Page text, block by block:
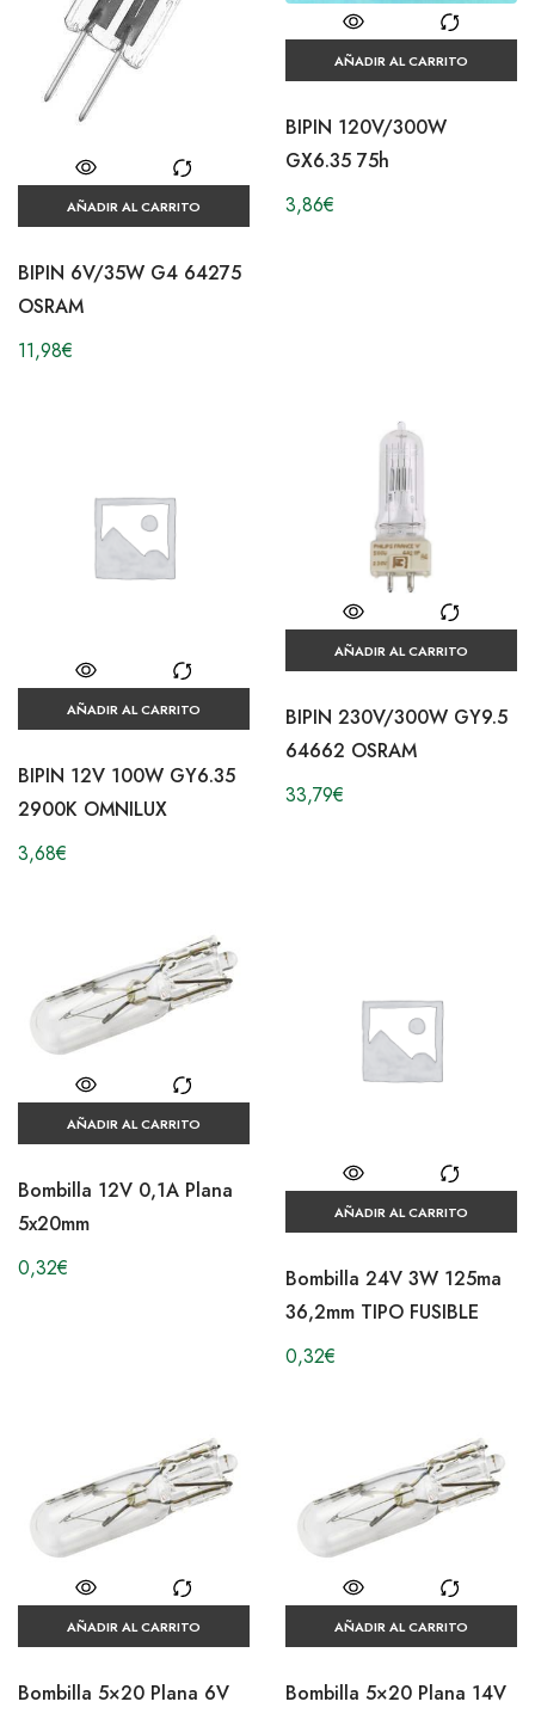
AÑADIR AL CARRITO
BIPIN 6V/35W G4 64275
OSRAM
11,98€
AÑADIR AL CARRITO
BIPIN 120V/300W
GX6.35 75h
3,86€
AÑADIR AL CARRITO
BIPIN 12V 100W GY6.35
2900K OMNILUX
3,68€
AÑADIR AL CARRITO
BIPIN 230V/300W GY9.5
64662 OSRAM
33,79€
AÑADIR AL CARRITO
Bombilla 12V 0,1A Plana
5x20mm
0,32€
AÑADIR AL CARRITO
Bombilla 24V 3W 125ma
36,2mm TIPO FUSIBLE
0,32€
AÑADIR AL CARRITO
Bombilla 5×20 Plana 6V
AÑADIR AL CARRITO
Bombilla 5×20 Plana 14V